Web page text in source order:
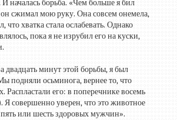
началась борьба. «Чем больше я бил
он сжимал мою руку. Она совсем онемела,
что хватка стала ослабевать. Однако
пока я не изрубил его на куски,
двадцать минут этой борьбы, я был
подняли осьминога, вернее то, что
Распластали его: в поперечнике восемь
Я совершенно уверен, что это животное
или шесть здоровых мужчин».